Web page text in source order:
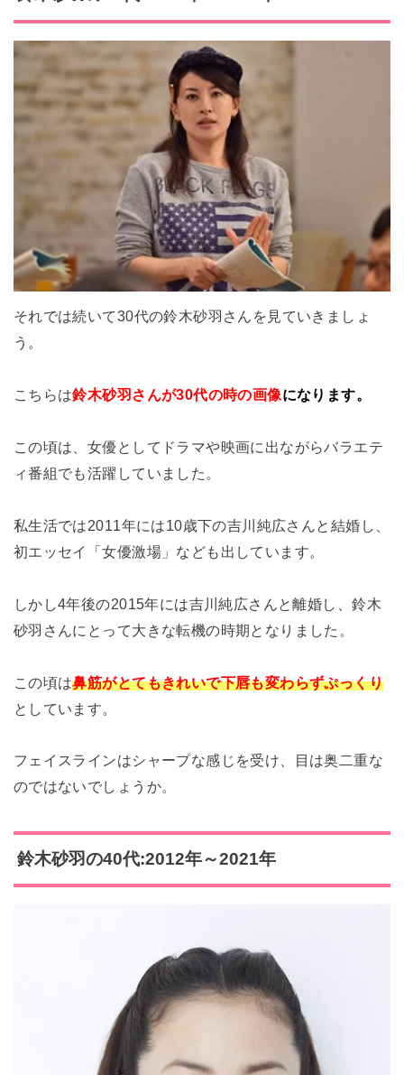
それでは続いて30代の鈴木砂羽さんを見ていきましょ
う。
こちらは鈴木砂羽さんが30代の時の画像になります。
この頃は、女優としてドラマや映画に出ながらバラエテ
ィ番組でも活躍していました。
私生活では2011年には10歳下の吉川純広さんと結婚し、
初エッセイ「女優激場」なども出しています。
しかし4年後の2015年には吉川純広さんと離婚し、鈴木
砂羽さんにとって大きな転機の時期となりました。
この頃は鼻筋がとてもきれいで下唇も変わらずぷっくり
としています。
フェイスラインはシャープな感じを受け、目は奥二重な
のではないでしょうか。
鈴木砂羽の40代:2012年～2021年